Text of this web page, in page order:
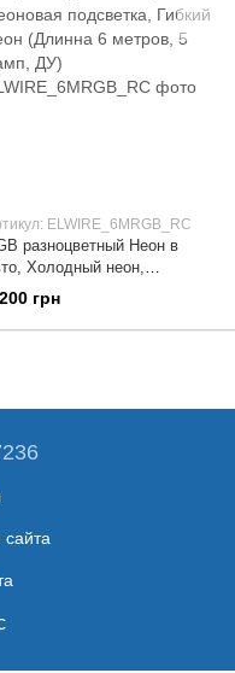
ELWIRE_6MRGB_RC
разноцветный Неон в
Холодный неон,
подсветка, Гибкий
(Длинна 6 метров, 5
ДУ)
грн